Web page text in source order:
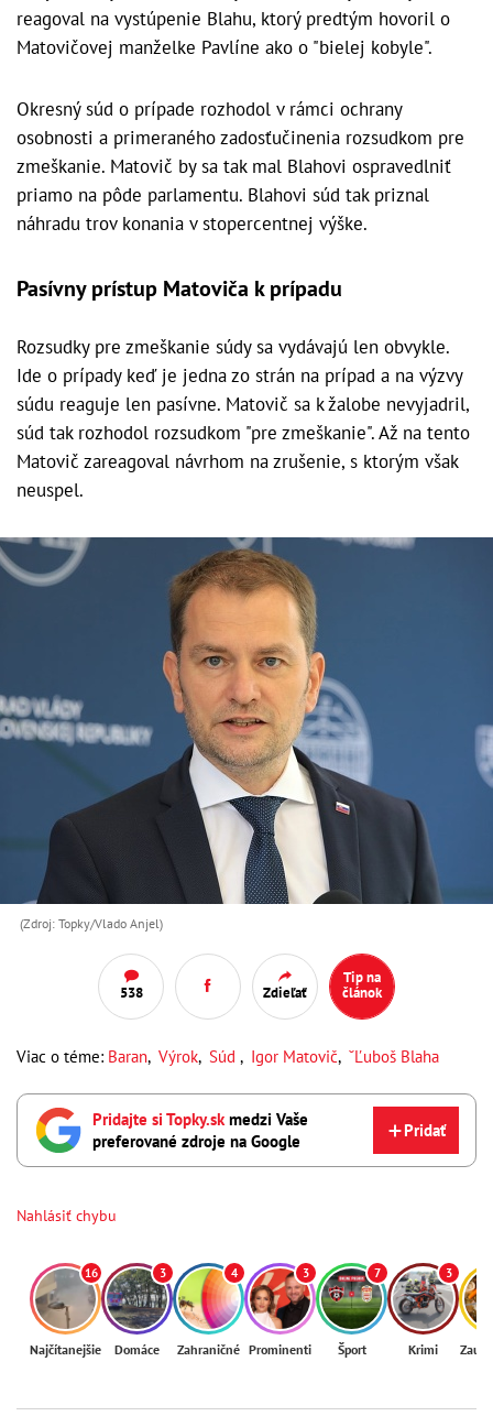
reagoval na vystúpenie Blahu, ktorý predtým hovoril o
Matovičovej manželke Pavlíne ako o "bielej kobyle".
Okresný súd o prípade rozhodol v rámci ochrany
osobnosti a primeraného zadosťučinenia rozsudkom pre
zmeškanie. Matovič by sa tak mal Blahovi ospravedlniť
priamo na pôde parlamentu. Blahovi súd tak priznal
náhradu trov konania v stopercentnej výške.
Pasívny prístup Matoviča k prípadu
Rozsudky pre zmeškanie súdy sa vydávajú len obvykle.
Ide o prípady keď je jedna zo strán na prípad a na výzvy
súdu reaguje len pasívne. Matovič sa k žalobe nevyjadril,
súd tak rozhodol rozsudkom "pre zmeškanie". Až na tento
Matovič zareagoval návrhom na zrušenie, s ktorým však
neuspel.
(Zdroj: Topky/Vlado Anjel)
538 Zdieľať
Tip na
článok
Viac o téme: Baran, Výrok, Súd , Igor Matovič, ˇĽuboš Blaha
Pridajte si Topky.sk medzi Vaše
preferované zdroje na Google
Pridať
Nahlásiť chybu
16
Najčítanejšie
3
Domáce
4
Zahraničné
3
Prominenti
7
Šport
3
Krimi